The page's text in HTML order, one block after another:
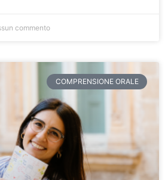
commento
COMPRENSIONE ORALE